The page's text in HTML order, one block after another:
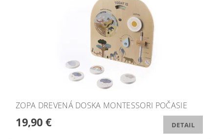
ZOPA DREVENÁ DOSKA MONTESSORI POČASIE
19,90 € DETAIL